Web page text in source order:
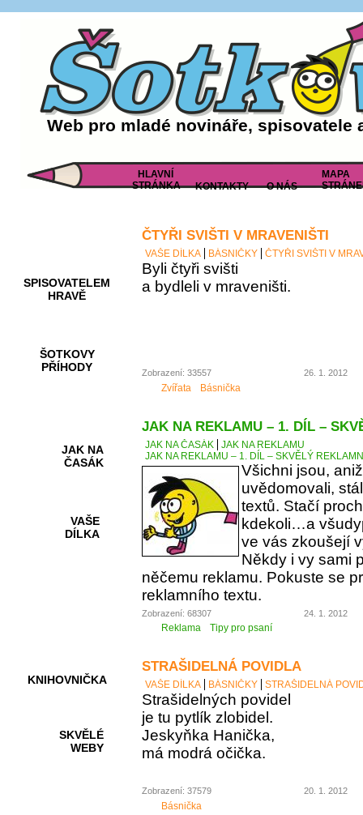
Web pro mladé novináře, spisovatele
HLAVNÍ
STRÁNKA
KONTAKTY O NÁS
MAPA
SPISOVATELEM
HRAVĚ
ŠOTKOVY
PŘÍHODY
JAK NA
ČASÁK
VAŠE
DÍLKA
KNIHOVNIČKA
SKVĚLÉ
WEBY
ČTYŘI SVIŠTI V MRAVENIŠTI
VAŠE DÍLKA BÁSNIČKY ČTYŘI SVIŠTI V
Byli čtyři svišti
a bydleli v mraveništi.
Zobrazení: 33557 26. 1. 2012
Zvířata Básnička
JAK NA REKLAMU – 1. DÍL –
JAK NA ČASÁK
JAK NA REKLAMU
JAK NA REKLAMU – 1. DÍL – SKVĚLÝ
Všichni jsou,
uvědomovali,
textů. Stačí
kdekoli…a
ve vás zkoušejí
Někdy i vy sami
něčemu reklamu. Pokuste se
reklamního textu.
Zobrazení: 68307 24. 1. 2012
Reklama Tipy pro psaní
STRAŠIDELNÁ POVIDLA
VAŠE DÍLKA BÁSNIČKY STRAŠIDELNÁ
Strašidelných povidel
je tu pytlík zlobidel.
Jeskyňka Hanička,
má modrá očička.
Zobrazení: 37579 20. 1. 2012
Básnička